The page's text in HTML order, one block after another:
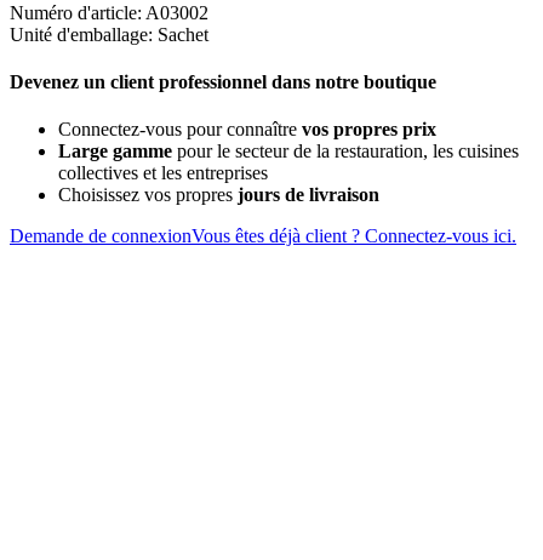
Numéro d'article: A03002
Unité d'emballage: Sachet
Devenez un client professionnel dans notre boutique
Connectez-vous pour connaître vos propres prix
Large gamme pour le secteur de la restauration, les cuisines
collectives et les entreprises
Choisissez vos propres jours de livraison
Demande de connexionVous êtes déjà client ? Connectez-vous ici.